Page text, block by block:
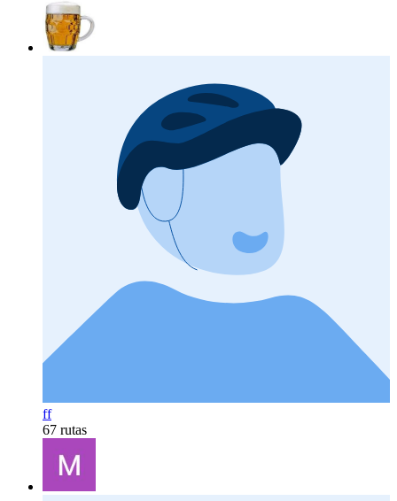
ff
67 rutas